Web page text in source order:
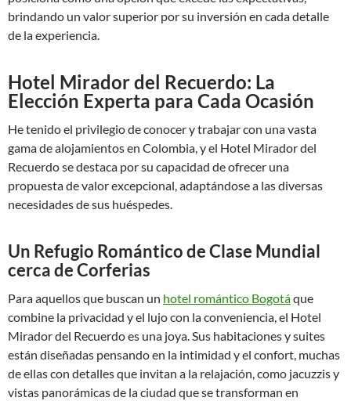
brindando un valor superior por su inversión en cada detalle
de la experiencia.
Hotel Mirador del Recuerdo: La
Elección Experta para Cada Ocasión
He tenido el privilegio de conocer y trabajar con una vasta
gama de alojamientos en Colombia, y el Hotel Mirador del
Recuerdo se destaca por su capacidad de ofrecer una
propuesta de valor excepcional, adaptándose a las diversas
necesidades de sus huéspedes.
Un Refugio Romántico de Clase Mundial
cerca de Corferias
Para aquellos que buscan un hotel romántico Bogotáque
combine la privacidad y el lujo con la conveniencia, el Hotel
Mirador del Recuerdo es una joya. Sus habitaciones y suites
están diseñadas pensando en la intimidad y el confort, muchas
de ellas con detalles que invitan a la relajación, como jacuzzis y
vistas panorámicas de la ciudad que se transforman en